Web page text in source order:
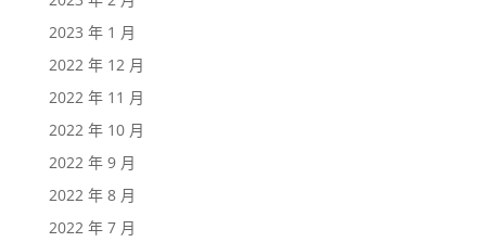
2023 年 1 月
2022 年 12 月
2022 年 11 月
2022 年 10 月
2022 年 9 月
2022 年 8 月
2022 年 7 月